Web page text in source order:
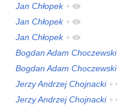
Jan Chłopek +
Jan Chłopek +
Jan Chłopek +
Bogdan Adam Choczewski
Bogdan Adam Choczewski
Jerzy Andrzej Chojnacki +
Jerzy Andrzej Chojnacki +